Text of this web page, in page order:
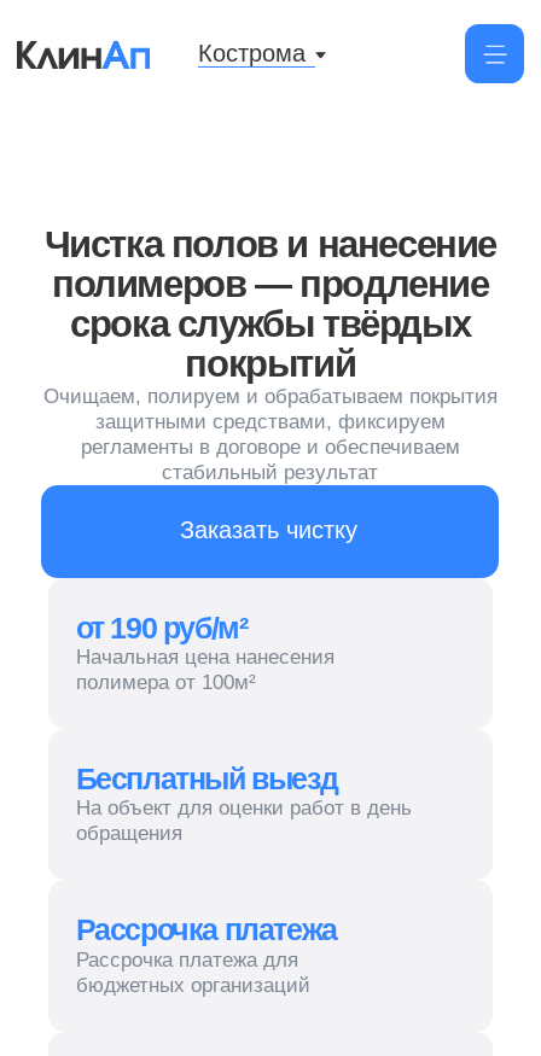
срока службы твёрдых
покрытий
Очищаем, полируем и обрабатываем покрытия
защитными средствами, фиксируем
регламенты в договоре и обеспечиваем
стабильный результат
Заказать чистку
от 190 руб/м²
Начальная цена нанесения
полимера от 100м²
На объект для оценки работ в день
Рассрочка платежа
Рассрочка платежа для
НДС
Работаем как с НДС, так и без
«CleanUp Company» применяет
передовые технологии для